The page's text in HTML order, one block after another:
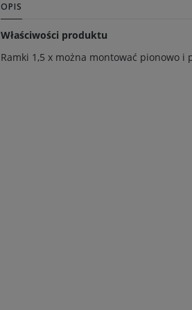
OPIS
Właściwości produktu
Ramki 1,5 x można montować pionowo i